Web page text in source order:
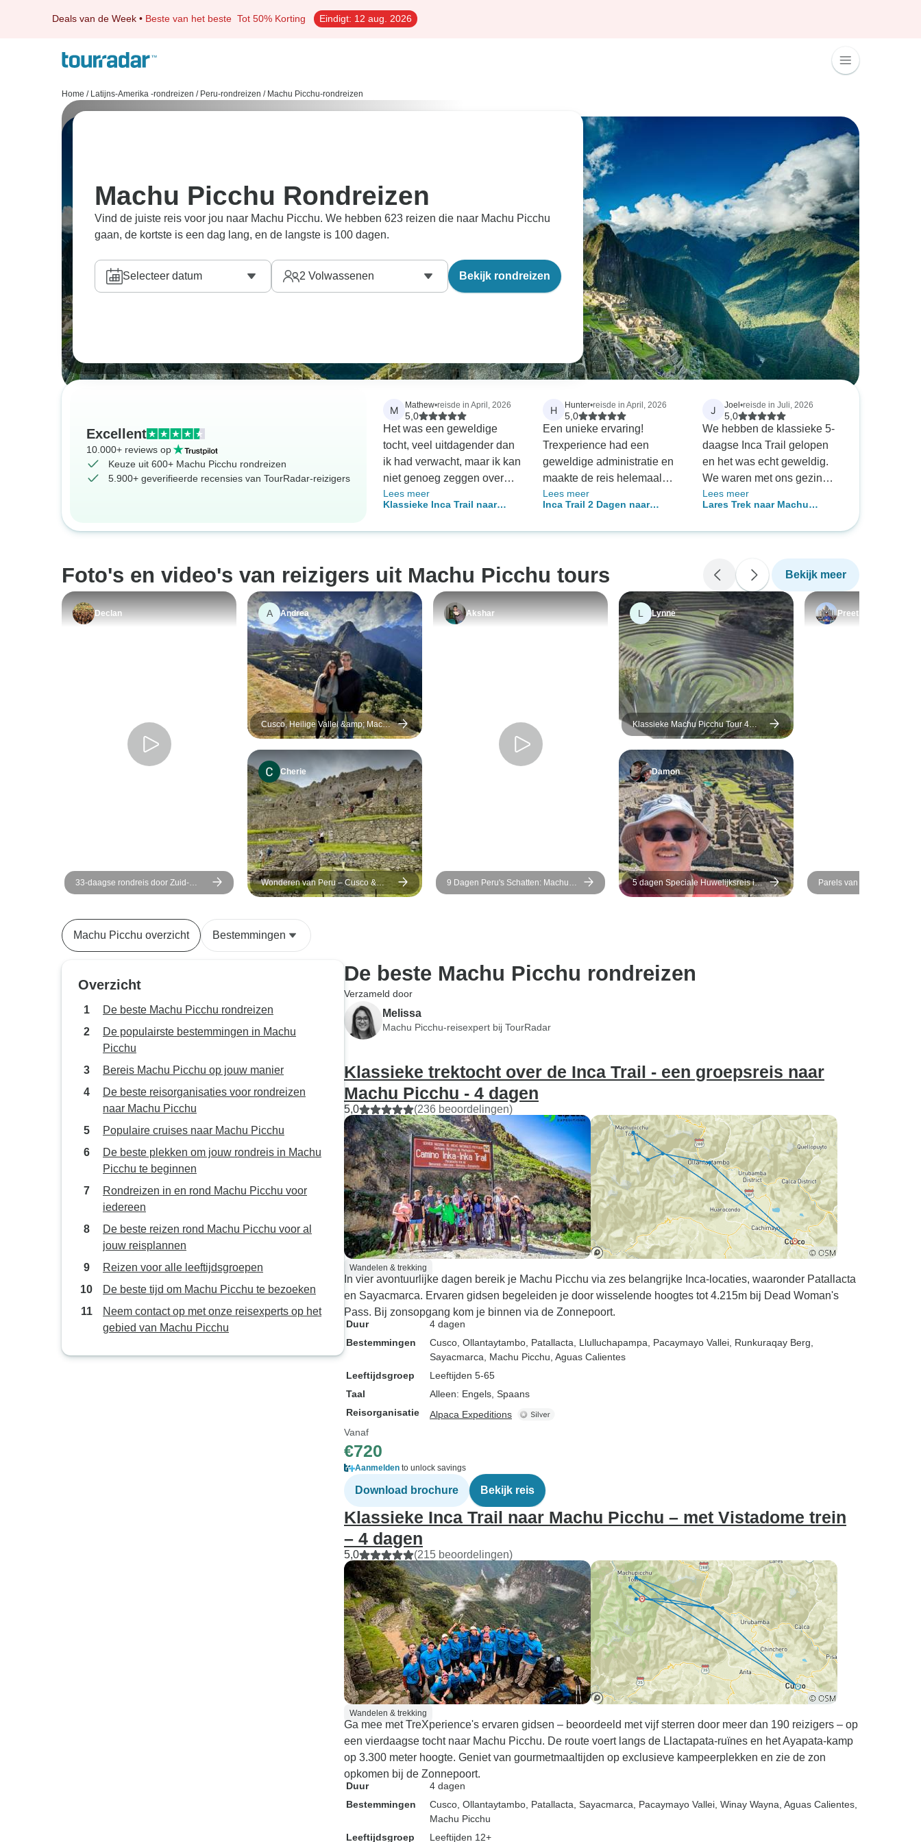
Deals van de Week • Beste van het beste Tot 50% Korting Eindigt: 12 aug. 2026
Home / Latijns-Amerika -rondreizen / Peru-rondreizen / Machu Picchu-rondreizen
Machu Picchu Rondreizen
Vind de juiste reis voor jou naar Machu Picchu. We hebben 623 reizen die naar Machu Picchu
gaan, de kortste is een dag lang, en de langste is 100 dagen.
Selecteer datum 2 Volwassenen Bekijk rondreizen
Excellent
10.000+ reviews op
Keuze uit 600+ Machu Picchu rondreizen
5.900+ geverifieerde recensies van TourRadar-reizigers
M Mathew•reisde in April, 2026
5,0
Het was een geweldige
tocht, veel uitdagender dan
ik had verwacht, maar ik kan
niet genoeg zeggen over
hoe meegaand en
behulpzaam Gary en Junior
goed geleid super onder de
indruk van de dragers
Lees meer
Klassieke Inca Trail naar
Vistadome trein – 4 dagen
H Hunter•reisde in April, 2026
5,0
Een unieke ervaring!
Trexperience had een
geweldige administratie en
maakte de reis helemaal
zorgeloos, zodat je je kon
concentreren op de
in twijfel over wat we van de
reis konden verwachten,
echt een aanrader!
Lees meer
Inca Trail 2 Dagen naar
Vistadome
J Joel •reisde in Juli, 2026
5,0
We hebben de klassieke 5-
daagse Inca Trail gelopen
en het was echt geweldig.
We waren met ons gezin
van zes en de hele reis was
fantastisch. De gidsen
geleerd over de
geschiedenis van de
Andesbewoners terwijl we
genoten van het prachtige
landschap. De dragers en
de kok waren ongelooflijk.
Het is verbazingwekkend
hoe ze te werk gaan! Elke
maaltijd was fantastisch.
Goed gedaan – een echte
aanrader!
Lees meer
Lares Trek naar Machu
Foto's en video's van reizigers uit Machu Picchu tours Bekijk meer
Declan
33-daagse rondreis door Zuid-
Amerika: Colombia, Peru, Bolivia,
Inca Trail &amp; Patagonië
A Andrea
Cusco, Heilige Vallei &amp; Machu
Picchu + 2 binnenlandse vluchten |
3-daagse privé &amp; flexibele
rondreis
Cherie
Wonderen van Peru – Cusco &
Puno – 9 dagen
Akshar
9 Dagen Peru's Schatten: Machu
Picchu &amp; Regenwoud
L Lynne
Klassieke Machu Picchu Tour 4
Dagen: Cusco + Heilige Vallei
Damon
5 dagen Speciale Huwelijksreis in
Cusco
Preetham
Parels van Peru – Lima,
Puerto Maldonado – 10
Machu Picchu overzicht Bestemmingen
Overzicht
De beste Machu Picchu rondreizen
De populairste bestemmingen in Machu
Picchu
Bereis Machu Picchu op jouw manier
De beste reisorganisaties voor rondreizen
naar Machu Picchu
Populaire cruises naar Machu Picchu
De beste plekken om jouw rondreis in Machu
Picchu te beginnen
Rondreizen in en rond Machu Picchu voor
iedereen
De beste reizen rond Machu Picchu voor al
jouw reisplannen
Reizen voor alle leeftijdsgroepen
De beste tijd om Machu Picchu te bezoeken
Neem contact op met onze reisexperts op het
gebied van Machu Picchu
De beste Machu Picchu rondreizen
Verzameld door
Melissa
Machu Picchu-reisexpert bij TourRadar
Klassieke trektocht over de Inca Trail - een groepsreis naar
Machu Picchu - 4 dagen
5,0 (236 beoordelingen)
Wandelen & trekking
In vier avontuurlijke dagen bereik je Machu Picchu via zes belangrijke Inca-locaties, waaronder Patallacta
en Sayacmarca. Ervaren gidsen begeleiden je door wisselende hoogtes tot 4.215m bij Dead Woman's
Pass. Bij zonsopgang kom je binnen via de Zonnepoort.
Duur
4 dagen
Bestemmingen
Cusco , Ollantaytambo , Patallacta , Llulluchapampa , Pacaymayo Vallei , Runkuraqay Berg
Sayacmarca , Machu Picchu , Aguas Calientes
Leeftijdsgroep
Leeftijden 5-65
Taal
Alleen: Engels, Spaans
Reisorganisatie
Alpaca Expeditions
Vanaf
€720
Aanmelden to unlock savings
Download brochure Bekijk reis
Klassieke Inca Trail naar Machu Picchu – met Vistadome trein
– 4 dagen
5,0 (215 beoordelingen)
Wandelen & trekking
Ga mee met TreXperience's ervaren gidsen – beoordeeld met vijf sterren door meer dan 190 reizigers – op
een vierdaagse tocht naar Machu Picchu. De route voert langs de Llactapata-ruïnes en het Ayapata-kamp
op 3.300 meter hoogte. Geniet van gourmetmaaltijden op exclusieve kampeerplekken en zie de zon
opkomen bij de Zonnepoort.
Duur
4 dagen
Bestemmingen
Cusco , Ollantaytambo , Patallacta , Sayacmarca , Pacaymayo Vallei , Winay Wayna , Aguas Calientes
Machu Picchu
Leeftijdsgroep
Leeftijden 12+